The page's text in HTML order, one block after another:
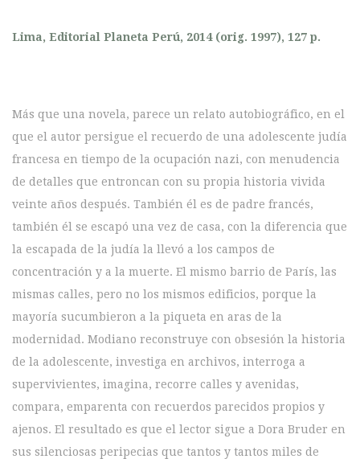
Lima, Editorial Planeta Perú, 2014 (orig. 1997), 127 p.
Más que una novela, parece un relato autobiográfico, en el
que el autor persigue el recuerdo de una adolescente judía
francesa en tiempo de la ocupación nazi, con menudencia
de detalles que entroncan con su propia historia vivida
veinte años después. También él es de padre francés,
también él se escapó una vez de casa, con la diferencia que
la escapada de la judía la llevó a los campos de
concentración y a la muerte. El mismo barrio de París, las
mismas calles, pero no los mismos edificios, porque la
mayoría sucumbieron a la piqueta en aras de la
modernidad. Modiano reconstruye con obsesión la historia
de la adolescente, investiga en archivos, interroga a
supervivientes, imagina, recorre calles y avenidas,
compara, emparenta con recuerdos parecidos propios y
ajenos. El resultado es que el lector sigue a Dora Bruder en
sus silenciosas peripecias que tantos y tantos miles de